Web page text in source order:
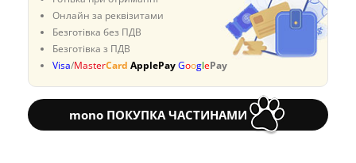
Онлайн за реквізитами
Безготівка без ПДВ
Безготівка з ПДВ
Visa/MasterCard ApplePayGooglePay
mono ПОКУПКА ЧАСТИНАМИ